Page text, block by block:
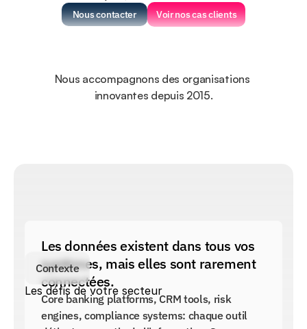
Nous contacter Voir nos cas clients
Nous accompagnons des organisations
innovantes depuis 2015.
Contexte
Les défis de votre secteur
Les données existent dans tous vos
systèmes, mais elles sont rarement
connectées.
Core banking platforms, CRM tools, risk
engines, compliance systems: chaque outil